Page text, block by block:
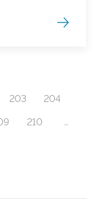
203 204
210 …